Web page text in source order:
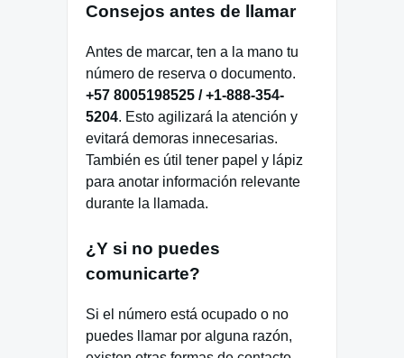
Consejos antes de llamar
Antes de marcar, ten a la mano tu
número de reserva o documento.
+57 8005198525 / +1-888-354-
5204. Esto agilizará la atención y
evitará demoras innecesarias.
También es útil tener papel y lápiz
para anotar información relevante
durante la llamada.
¿Y si no puedes
comunicarte?
Si el número está ocupado o no
puedes llamar por alguna razón,